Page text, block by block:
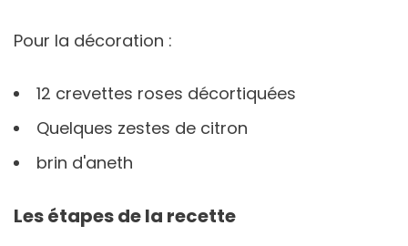
Pour la décoration :
12 crevettes roses décortiquées
Quelques zestes de citron
brin d'aneth
Les étapes de la recette